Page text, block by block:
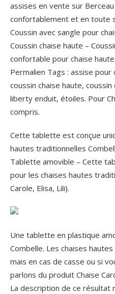
assises en vente sur
confortablement et en toute
Coussin avec sangle pour
Coussin chaise haute –
confortable pour chaise
Permalien Tags : assise pour
coussin chaise haute,
liberty enduit, étoiles. Pour
compris.
Cette tablette est conçue
hautes traditionnelles
Tablette amovible – Cette
pour les chaises hautes
Carole, Elisa, Lili).
Une tablette en plastique
Combelle. Les chaises
mais en cas de casse ou si
parlons du produit Chaise
La description de ce résultat